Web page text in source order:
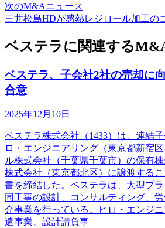
次のM&Aニュース
三井松島HDが感熱レジロール加工の
ベステラに関連する
ベステラ、子会社2社の売却に
合意
2025年12月10日
ベステラ株式会社（1433）は、連結
ロ・エンジニアリング（東京都新宿
ル株式会社（千葉県千葉市）の保有
株式会社（東京都北区）に譲渡する
書を締結した。ベステラは、大型プ
同工事の設計、コンサルティング、
介事業を行っている。ヒロ・エンジ
遣事業、設計請負事